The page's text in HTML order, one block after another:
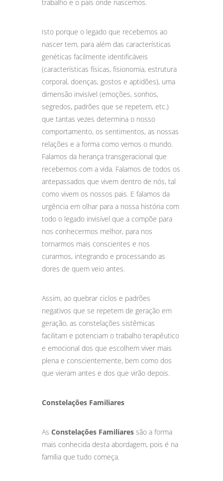
trabalho e o país onde nascemos.
Isto porque o legado que recebemos ao
nascer tem, para além das características
genéticas facilmente identificáveis
(características físicas, fisionomia, estrutura
corporal, doenças, gostos e aptidões), uma
dimensão invisível (emoções, sonhos,
segredos, padrões que se repetem, etc.)
que tantas vezes determina o nosso
comportamento, os sentimentos, as nossas
relações e a forma como vemos o mundo.
Falamos da herança transgeracional que
recebemos com a vida. Falamos de todos os
antepassados que vivem dentro de nós, tal
como vivem os nossos pais. E falamos da
urgência em olhar para a nossa história com
todo o legado invisível que a compõe para
nos conhecermos melhor, para nos
tornarmos mais conscientes e nos
curarmos, integrando e processando as
dores de quem veio antes.
Assim, ao quebrar ciclos e padrões
negativos que se repetem de geração em
geração, as constelações sistêmicas
facilitam e potenciam o trabalho terapêutico
e emocional dos que escolhem viver mais
plena e conscientemente, bem como dos
que vieram antes e dos que virão depois.
Constelações Familiares
As Constelações Familiares são a forma
mais conhecida desta abordagem, pois é na
família que tudo começa.